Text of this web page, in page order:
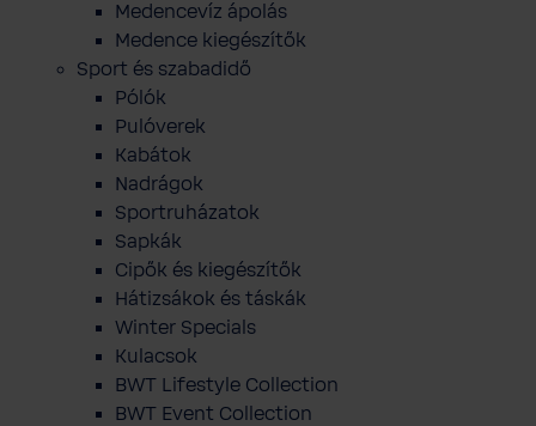
Medencevíz ápolás
Medence kiegészítők
Sport és szabadidő
Pólók
Pulóverek
Kabátok
Nadrágok
Sportruházatok
Sapkák
Cipők és kiegészítők
Hátizsákok és táskák
Winter Specials
Kulacsok
BWT Lifestyle Collection
BWT Event Collection